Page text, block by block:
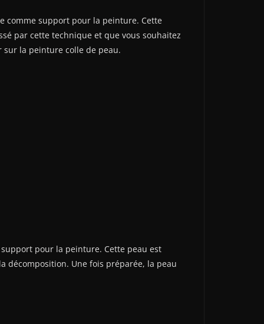
comme support pour la peinture. Cette
par cette technique et que vous souhaitez
sur la peinture colle de peau.
pour la peinture. Cette peau est
décomposition. Une fois préparée, la peau